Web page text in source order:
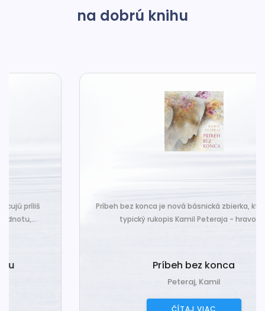
na dobrú knihu
Príbeh bez konca je nová básnická zbierka, ktorá nesie
typický rukopis Kamil Peteraja - hravosť...
Príbeh bez konca